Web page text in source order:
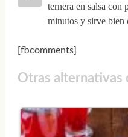
ternera en salsa con
minutos y sirve bien
[fbcomments]
Otras alternativas